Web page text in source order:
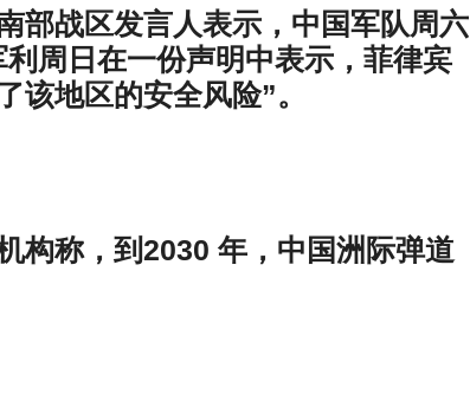
战区发言人表示，中国军队周六
周日在一份声明中表示，菲律宾
该地区的安全风险”。
称，到2030 年，中国洲际弹道